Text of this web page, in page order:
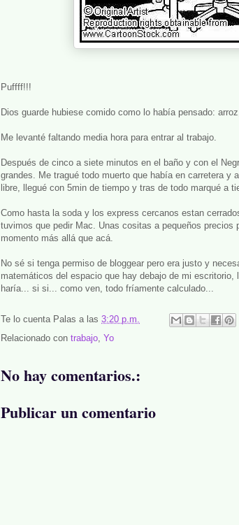
Puffff!!!
Dios guarde hubiese comido como lo había pensado:
Me levanté faltando media hora para entrar al trabajo.
Después de cinco a siete minutos en el baño y con el
grandes. Me tragué todo muerto que había en carretera y
libre, llegué con 5min de tiempo y tras de todo marqué a
Como hasta la soda y los express cercanos estan
tuvimos que pedir Mac. Unas cositas a pequeños
momento más allá que acá.
No sé si tenga permiso de bloggear pero era justo y
matemáticos del espacio que hay debajo de mi
haría... si si... como ven, todo fríamente calculado...
Te lo cuenta Palas a las 3:20 p.m.
Relacionado con trabajo, Yo
No hay comentarios.:
Publicar un comentario